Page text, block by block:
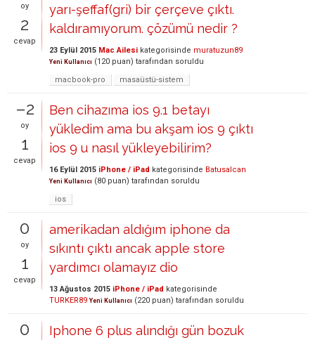
oy
2
cevap
yarı-şeffaf(gri) bir çerçeve çıktı.
kaldıramıyorum. çözümü nedir ?
23 Eylül 2015 Mac Ailesi kategorisinde muratuzun89
Yeni Kullanıcı (120 puan) tarafından soruldu
macbook-pro
masaüstü-sistem
–2
oy
1
cevap
Ben cihazıma ios 9.1 betayı
yükledim ama bu akşam ios 9 çıktı
ios 9 u nasıl yükleyebilirim?
16 Eylül 2015 iPhone / iPad kategorisinde Batusalcan
Yeni Kullanıcı (80 puan) tarafından soruldu
ios
0
oy
1
cevap
amerikadan aldığım iphone da
sıkıntı çıktı ancak apple store
yardımcı olamayız dio
13 Ağustos 2015 iPhone / iPad kategorisinde
TURKER89 Yeni Kullanıcı (220 puan) tarafından soruldu
0
Iphone 6 plus alındığı gün bozuk